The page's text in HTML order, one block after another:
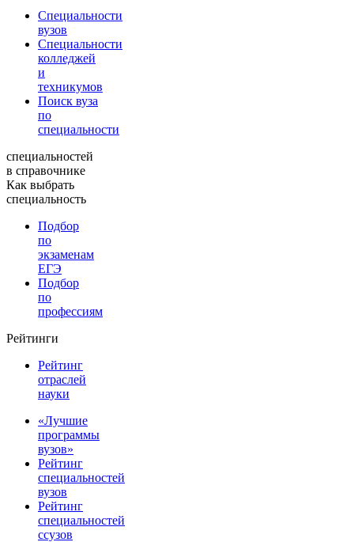
Специальности
вузов
Специальности
колледжей
и
техникумов
Поиск вуза
по
специальности
специальностей
в справочнике
Как выбрать
специальность
Подбор
по
экзаменам
ЕГЭ
Подбор
по
профессиям
Рейтинги
Рейтинг
отраслей
науки
«Лучшие
программы
вузов»
Рейтинг
специальностей
вузов
Рейтинг
специальностей
ссузов